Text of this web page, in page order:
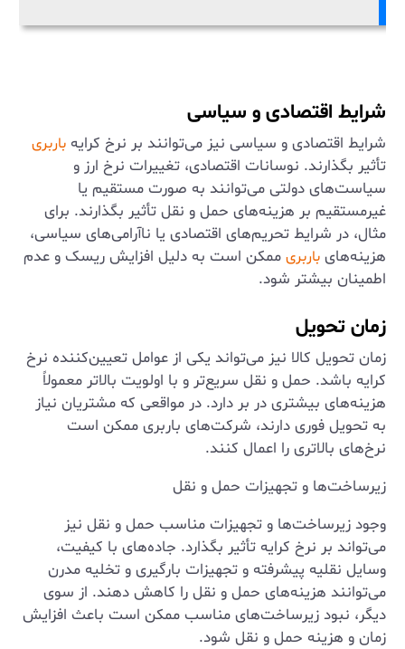
شرایط اقتصادی و سیاسی
شرایط اقتصادی و سیاسی نیز می‌توانند بر نرخ کرایه باربری
تأثیر بگذارند. نوسانات اقتصادی، تغییرات نرخ ارز و
سیاست‌های دولتی می‌توانند به صورت مستقیم یا
غیرمستقیم بر هزینه‌های حمل و نقل تأثیر بگذارند. برای
مثال، در شرایط تحریم‌های اقتصادی یا ناآرامی‌های سیاسی،
هزینه‌های باربری ممکن است به دلیل افزایش ریسک و عدم
اطمینان بیشتر شود.
زمان تحویل
زمان تحویل کالا نیز می‌تواند یکی از عوامل تعیین‌کننده نرخ
کرایه باشد. حمل و نقل سریع‌تر و با اولویت بالاتر معمولاً
هزینه‌های بیشتری در بر دارد. در مواقعی که مشتریان نیاز
به تحویل فوری دارند، شرکت‌های باربری ممکن است
نرخ‌های بالاتری را اعمال کنند.
زیرساخت‌ها و تجهیزات حمل و نقل
وجود زیرساخت‌ها و تجهیزات مناسب حمل و نقل نیز
می‌تواند بر نرخ کرایه تأثیر بگذارد. جاده‌های با کیفیت،
وسایل نقلیه پیشرفته و تجهیزات بارگیری و تخلیه مدرن
می‌توانند هزینه‌های حمل و نقل را کاهش دهند. از سوی
دیگر، نبود زیرساخت‌های مناسب ممکن است باعث افزایش
زمان و هزینه حمل و نقل شود.